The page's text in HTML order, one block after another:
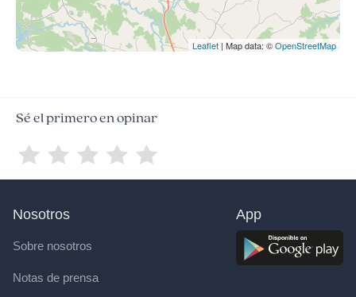
Leaflet | Map data: ©OpenStreetMap
Sé el primero en opinar
Nosotros
Sobre nosotros
Notas de prensa
App